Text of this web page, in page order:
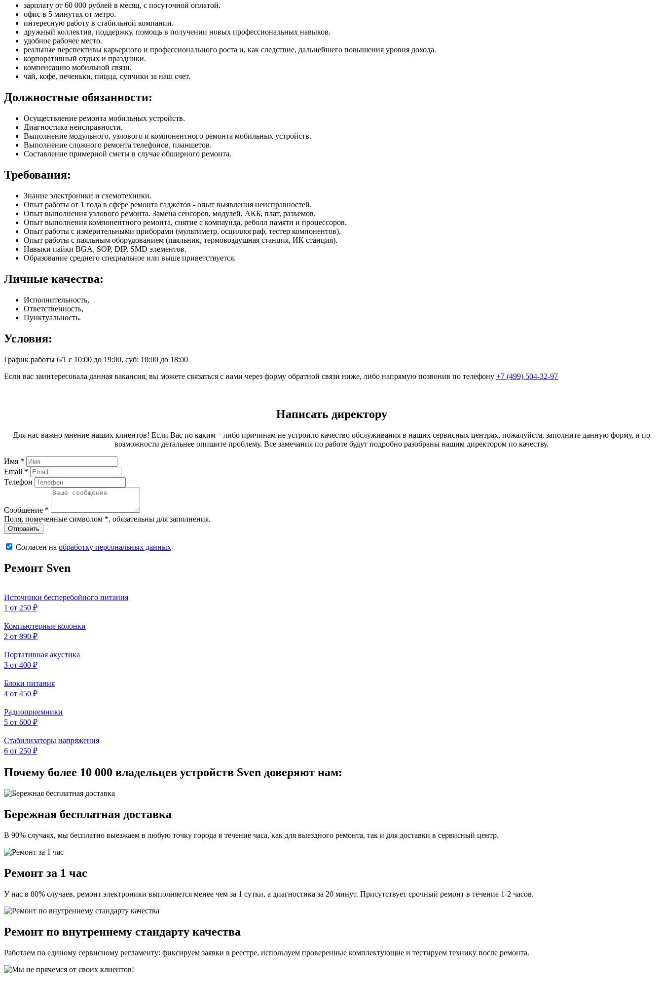
зарплату от 60 000 рублей в месяц, с посуточной оплатой.
офис в 5 минутах от метро.
интересную работу в стабильной компании.
дружный коллектив, поддержку, помощь в получении новых профессиональных навыков.
удобное рабочее место.
реальные перспективы карьерного и профессионального роста и, как следствие, дальнейшего повышения уровня дохода.
корпоративный отдых и праздники.
компенсацию мобильной связи.
чай, кофе, печеньки, пицца, супчики за наш счет.
Должностные обязанности:
Осуществление ремонта мобильных устройств.
Диагностика неисправности.
Выполнение модульного, узлового и компонентного ремонта мобильных устройств.
Выполнение сложного ремонта телефонов, планшетов.
Составление примерной сметы в случае обширного ремонта.
Требования:
Знание электроники и схемотехники.
Опыт работы от 1 года в сфере ремонта гаджетов - опыт выявления неисправностей.
Опыт выполнения узлового ремонта. Замена сенсоров, модулей, АКБ, плат, разъемов.
Опыт выполнения компонентного ремонта, снятие с компаунда, реболл памяти и процессоров.
Опыт работы с измерительными приборами (мультиметр, осциллограф, тестер компонентов).
Опыт работы с паяльным оборудованием (паяльник, термовоздушная станция, ИК станция).
Навыки пайки BGA, SOP, DIP, SMD элементов.
Образование среднего специальное или выше приветствуется.
Личные качества:
Исполнительность,
Ответственность,
Пунктуальность.
Условия:
График работы 6/1 с 10:00 до 19:00, суб: 10:00 до 18:00
Если вас заинтересовала данная вакансия, вы можете связаться с нами через форму обратной связи ниже, либо напрямую позвонив по телефону +7 (499) 504-32-97
Написать директору
Для нас важно мнение наших клиентов! Если Вас по каким – либо причинам не устроило качество обслуживания в наших сервисных центрах, пожалуйста, заполните данную форму, и по
возможности детальнее опишите проблему. Все замечания по работе будут подробно разобраны нашим директором по качеству.
Имя *
Email *
Телефон
Сообщение *
Поля, помеченные символом *, обязательны для заполнения.
Согласен на обработку персональных данных
Ремонт Sven
Источники бесперебойного питания
1 от 250 ₽
Компьютерные колонки
2 от 890 ₽
Портативная акустика
3 от 400 ₽
Блоки питания
4 от 450 ₽
Радиоприемники
5 от 600 ₽
Стабилизаторы напряжения
6 от 250 ₽
Почему более 10 000 владельцев устройств Sven доверяют нам:
Бережная бесплатная доставка
В 90% случаях, мы бесплатно выезжаем в любую точку города в течение часа, как для выездного ремонта, так и для доставки в сервисный центр.
Ремонт за 1 час
У нас в 80% случаев, ремонт электроники выполняется менее чем за 1 сутки, а диагностика за 20 минут. Присутствует срочный ремонт в течение 1-2 часов.
Ремонт по внутреннему стандарту качества
Работаем по единому сервисному регламенту: фиксируем заявки в реестре, используем проверенные комплектующие и тестируем технику после ремонта.